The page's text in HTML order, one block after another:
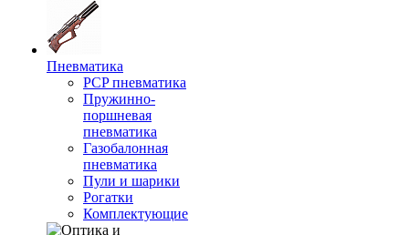
Пневматика
PCP пневматика
Пружинно-
поршневая
пневматика
Газобалонная
пневматика
Пули и шарики
Рогатки
Комплектующие